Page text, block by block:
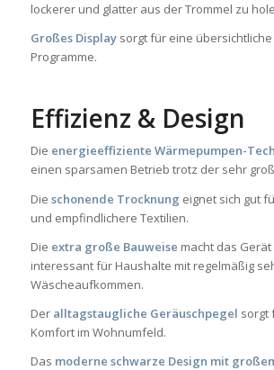
lockerer und glatter aus der Trommel zu
Großes Displaysorgt für eine
Programme.
Effizienz & Design
Die energieeffiziente Wärmepumpen-
einen sparsamen Betrieb trotz der sehr
Die schonende Trocknung eignet sich gut
und empfindlichere Textilien.
Die extra große Bauweise macht das
interessant für Haushalte mit regelmäßig
Wäscheaufkommen.
Der alltagstaugliche Geräuschpegel sorgt
Komfort im Wohnumfeld.
Das moderne schwarze Design mit